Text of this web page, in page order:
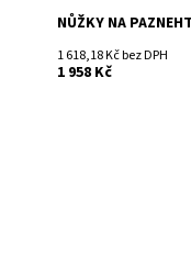
NŮŽKY NA
1 618,18 Kč bez DPH
1 958 Kč